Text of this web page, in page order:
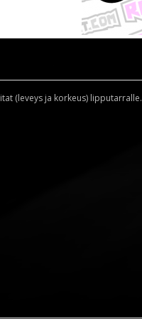
(leveys ja korkeus) lipputarralle.